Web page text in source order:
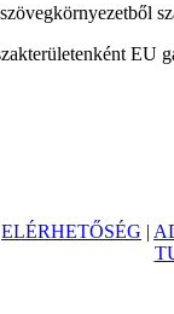
EU
ELÉRHETŐSÉG |